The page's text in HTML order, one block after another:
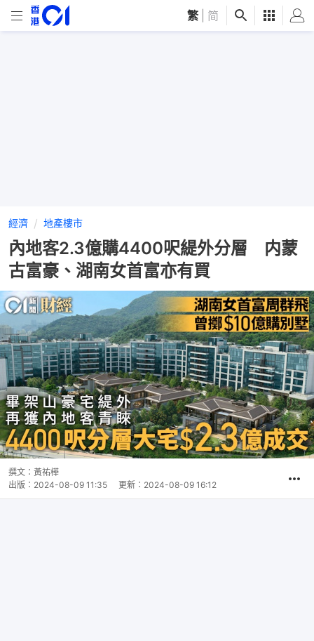
繁 简
經濟 地產樓市
內地客2.3億購4400呎緹外分層 内蒙
古富豪、湖南女首富亦有買
撰文： 黃祐樺
出版： 2024-08-09 11:35 更新： 2024-08-09 16:12